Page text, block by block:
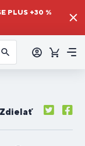
PLUS +30 %
sa
Košík
Zdielať